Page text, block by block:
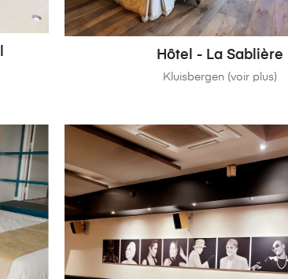
Hôtel - La Sablière
Kluisbergen (voir plus)